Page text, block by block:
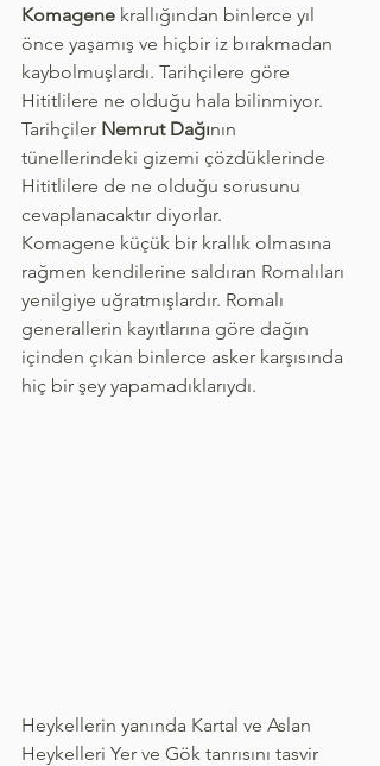
Komagene krallığından binlerce yıl
önce yaşamış ve hiçbir iz bırakmadan
kaybolmuşlardı. Tarihçilere göre
Hititlilere ne olduğu hala bilinmiyor.
Tarihçiler Nemrut Dağının
tünellerindeki gizemi çözdüklerinde
Hititlilere de ne olduğu sorusunu
cevaplanacaktır diyorlar.
Komagene küçük bir krallık olmasına
rağmen kendilerine saldıran Romalıları
yenilgiye uğratmışlardır. Romalı
generallerin kayıtlarına göre dağın
içinden çıkan binlerce asker karşısında
hiç bir şey yapamadıklarıydı.
Heykellerin yanında Kartal ve Aslan
Heykelleri Yer ve Gök tanrısını tasvir